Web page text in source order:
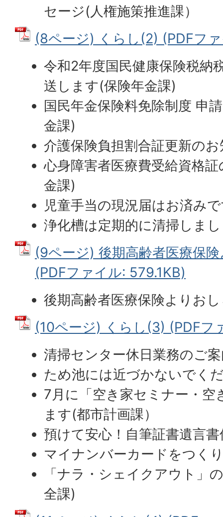
セージ(人権施策推進課）
(8ページ) くらし(2) (PDFフ
令和2年度国民健康保険税納
送します(保険年金課)
国民年金保険料免除制度 申
金課)
介護保険負担割合証更新の
心身障害者医療費受給資格
金課)
児童手当の現況届はお済み
浄化槽は定期的に清掃しま
(9ページ) 後期高齢者医療保
(PDFファイル: 579.1KB)
後期高齢者医療保険よりお
(10ページ) くらし(3) (PDFフ
清掃センター休日業務のご
ため池には近づかないでく
7月に「空き家セミナー・空
ます(都市計画課）
預けて安心！自筆証書遺言
マイナンバーカードをつく
「ナラ・シェイクアウト」
全課)